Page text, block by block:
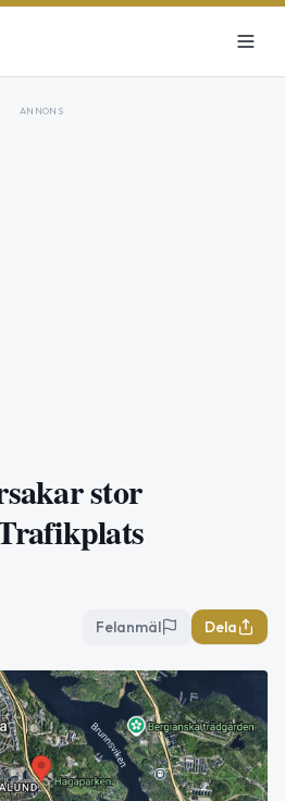
ANNONS
stor
Felanmäl Dela